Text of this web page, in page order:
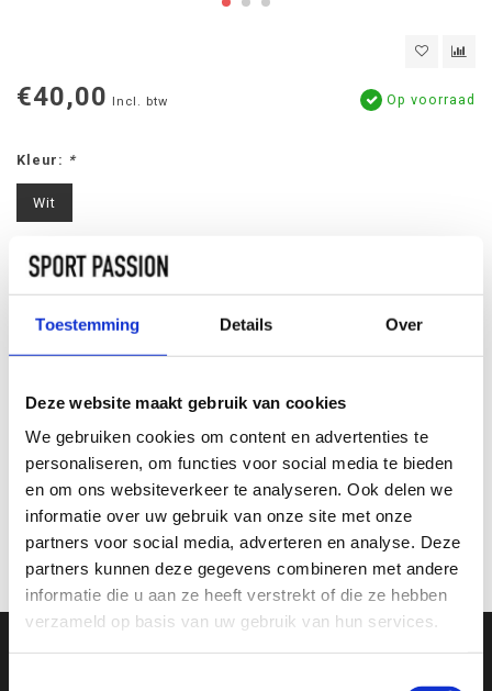
Toestemming Details Over
Deze website maakt gebruik van cookies
We gebruiken cookies om content en advertenties te
personaliseren, om functies voor social media te bieden
en om ons websiteverkeer te analyseren. Ook delen we
informatie over uw gebruik van onze site met onze
partners voor social media, adverteren en analyse. Deze
partners kunnen deze gegevens combineren met andere
informatie die u aan ze heeft verstrekt of die ze hebben
verzameld op basis van uw gebruik van hun services.
€40,00 Incl. btw Op voorraad
Kleur: *
Wit
Maat: *
XS S M L XL XXL
TOEVOEGEN AAN
INFORMATIE
Geen informatie gevonden